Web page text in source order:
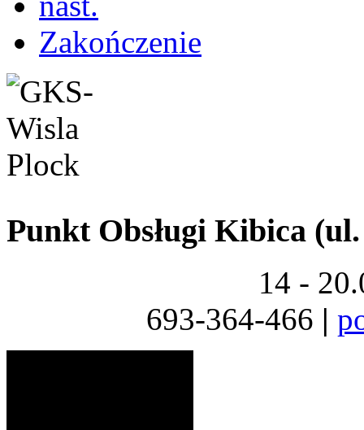
Zakończenie
Punkt Obsługi Kibica
14 -
693-364-466 |